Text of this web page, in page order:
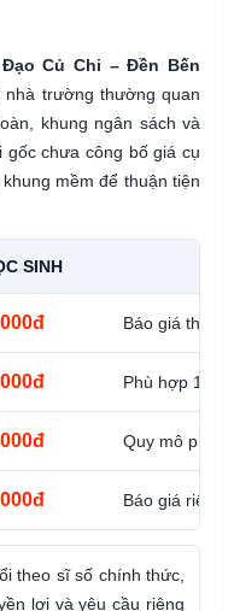
Củ Chi – Đền Bến
, nhà trường thường quan
khung ngân sách và
chưa công bố giá cụ
mềm để thuận tiện
SINH
Báo giá theo
Phù hợp 1–2
Quy mô phù
Báo giá riêng
theo sĩ số chính thức,
lợi và yêu cầu riêng